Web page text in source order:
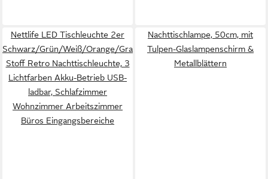
Nettlife LED Tischleuchte 2er
Schwarz/Grün/Weiß/Orange/Graublau
Stoff Retro Nachttischleuchte, 3
Lichtfarben Akku-Betrieb USB-
ladbar, Schlafzimmer
Wohnzimmer Arbeitszimmer
Büros Eingangsbereiche
Nachttischlampe, 50cm, mit
Tulpen-Glaslampenschirm &
Metallblättern